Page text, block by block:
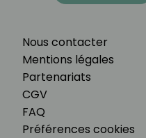
Nous contacter
Mentions légales
Partenariats
CGV
FAQ
Préférences cookies